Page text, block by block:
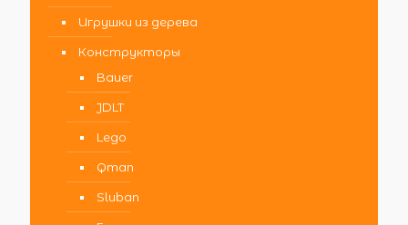
Игрушки из дерева
Конструкторы
Bauer
JDLT
Lego
Qman
Sluban